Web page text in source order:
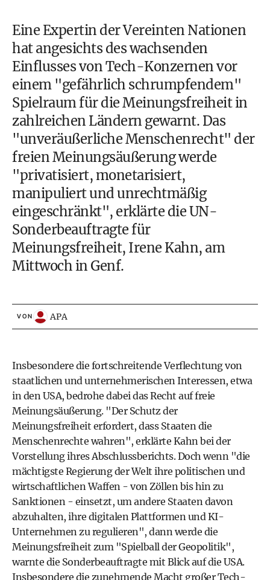
Eine Expertin der Vereinten Nationen
hat angesichts des wachsenden
Einflusses von Tech-Konzernen vor
einem "gefährlich schrumpfendem"
Spielraum für die Meinungsfreiheit in
zahlreichen Ländern gewarnt. Das
"unveräußerliche Menschenrecht" der
freien Meinungsäußerung werde
"privatisiert, monetarisiert,
manipuliert und unrechtmäßig
eingeschränkt", erklärte die UN-
Sonderbeauftragte für
Meinungsfreiheit, Irene Kahn, am
Mittwoch in Genf.
VON APA
Insbesondere die fortschreitende Verflechtung von
staatlichen und unternehmerischen Interessen, etwa
in den USA, bedrohe dabei das Recht auf freie
Meinungsäußerung. "Der Schutz der
Meinungsfreiheit erfordert, dass Staaten die
Menschenrechte wahren", erklärte Kahn bei der
Vorstellung ihres Abschlussberichts. Doch wenn "die
mächtigste Regierung der Welt ihre politischen und
wirtschaftlichen Waffen - von Zöllen bis hin zu
Sanktionen - einsetzt, um andere Staaten davon
abzuhalten, ihre digitalen Plattformen und KI-
Unternehmen zu regulieren", dann werde die
Meinungsfreiheit zum "Spielball der Geopolitik",
warnte die Sonderbeauftragte mit Blick auf die USA.
Insbesondere die zunehmende Macht großer Tech-